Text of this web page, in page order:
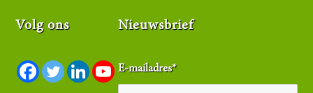
Volg ons Nieuwsbrief
E-mailadres*